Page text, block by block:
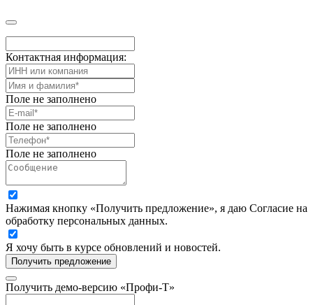
Контактная информация:
Поле не заполнено
Поле не заполнено
Поле не заполнено
Нажимая кнопку «Получить предложение», я даю Согласие на
обработку персональных данных.
Я хочу быть в курсе обновлений и новостей.
Получить предложение
Получить демо-версию «Профи-Т»